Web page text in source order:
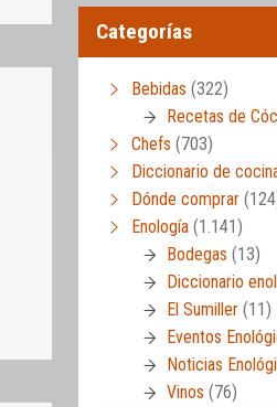
Categorías
Bebidas (322)
Recetas de
Chefs (703)
Diccionario de
Dónde comprar
Enología (1.141)
Bodegas (13)
Diccionario
El Sumiller (11)
Eventos
Noticias
Vinos (76)